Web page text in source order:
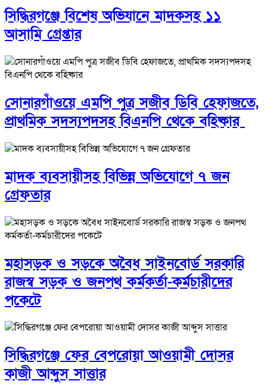
সিদ্ধিরগঞ্জে বিশেষ অভিযানে মাদকসহ ১১
আসামি গ্রেপ্তার
সোনারগাঁওয়ে এমপি পুত্র সজীব ডিবি হেফাজতে,
প্রাথমিক সদস্যপদসহ বিএনপি থেকে বহিষ্কার
মাদক ব্যবসায়ীসহ বিভিন্ন অভিযোগে ৭ জন
গ্রেফতার
মহাসড়ক ও সড়কে অবৈধ সাইনবোর্ড সরকারি
রাজস্ব সড়ক ও জনপথ কর্মকর্তা-কর্মচারীদের
পকেটে
সিদ্ধিরগঞ্জে ফের বেপরোয়া আওয়ামী দোসর
কাজী আব্দুস সাত্তার